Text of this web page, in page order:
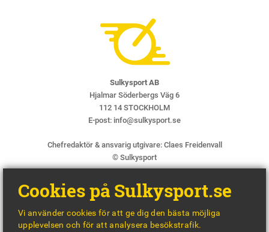
Sulkysport AB
Hjalmar Söderbergs Väg 6
112 14 STOCKHOLM
E-post: info@sulkysport.se
Chefredaktör & ansvarig utgivare: Claes Freidenvall
© Sulkysport
Cookies på Sulkysport.se
Vi använder cookies för att ge dig den bästa möjliga
upplevelsen och för att analysera besökstrafik.